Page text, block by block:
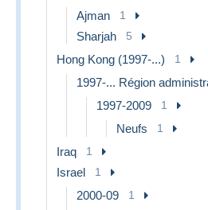
Ajman 1
Sharjah 5
Hong Kong (1997-...) 1
1997-2009 1
Neufs 1
Iraq 1
Israel 1
2000-09 1